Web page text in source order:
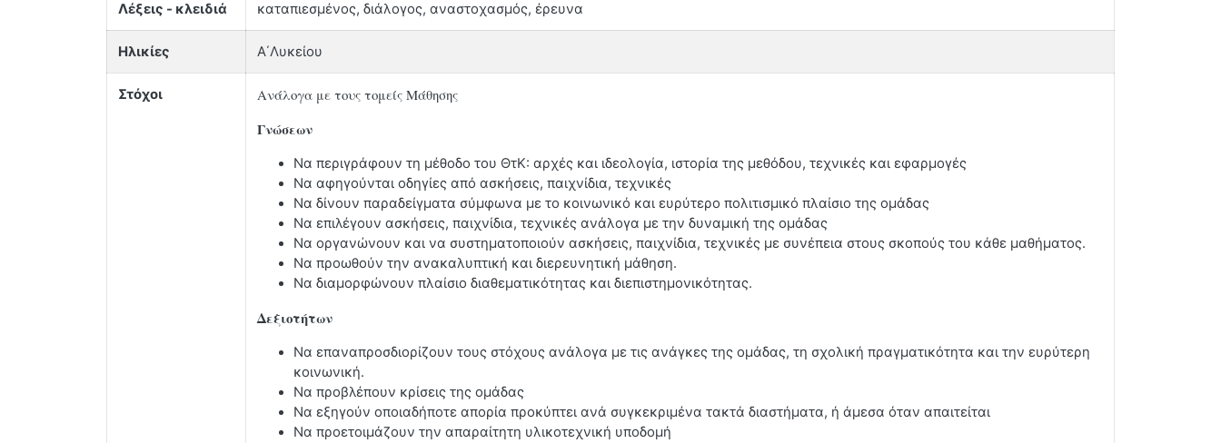
Λέξεις - κλειδιά καταπιεσμένος, διάλογος, αναστοχασμός, έρευνα
Ηλικίες Α΄Λυκείου
Στόχοι Ανάλογα με τους τομείς Μάθησης
Γνώσεων
Να περιγράφουν τη μέθοδο του ΘτΚ: αρχές και ιδεολογία, ιστορία της μεθόδου, τεχνικές και εφαρμογές
Να αφηγούνται οδηγίες από ασκήσεις, παιχνίδια, τεχνικές
Να δίνουν παραδείγματα σύμφωνα με το κοινωνικό και ευρύτερο πολιτισμικό πλαίσιο της ομάδας
Να επιλέγουν ασκήσεις, παιχνίδια, τεχνικές ανάλογα με την δυναμική της ομάδας
Να οργανώνουν και να συστηματοποιούν ασκήσεις, παιχνίδια, τεχνικές με συνέπεια στους σκοπούς του κάθε μαθήματος.
Να προωθούν την ανακαλυπτική και διερευνητική μάθηση.
Να διαμορφώνουν πλαίσιο διαθεματικότητας και διεπιστημονικότητας.
Δεξιοτήτων
Να επαναπροσδιορίζουν τους στόχους ανάλογα με τις ανάγκες της ομάδας, τη σχολική πραγματικότητα και την ευρύτερη
κοινωνική.
Να προβλέπουν κρίσεις της ομάδας
Να εξηγούν οποιαδήποτε απορία προκύπτει ανά συγκεκριμένα τακτά διαστήματα, ή άμεσα όταν απαιτείται
Να προετοιμάζουν την απαραίτητη υλικοτεχνική υποδομή